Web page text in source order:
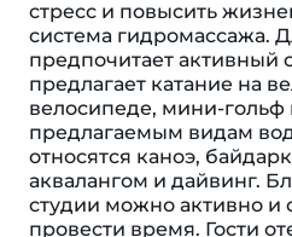
стресс и повысить
система гидромассажа.
предпочитает активный
предлагает катание на
велосипеде, мини-гольф
предлагаемым видам
относятся каноэ,
аквалангом и дайвинг.
студии можно активно и
провести время. Гости